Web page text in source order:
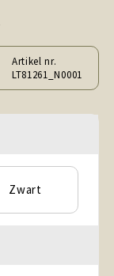
Artikel nr.
LT81261_N0001
Zwart